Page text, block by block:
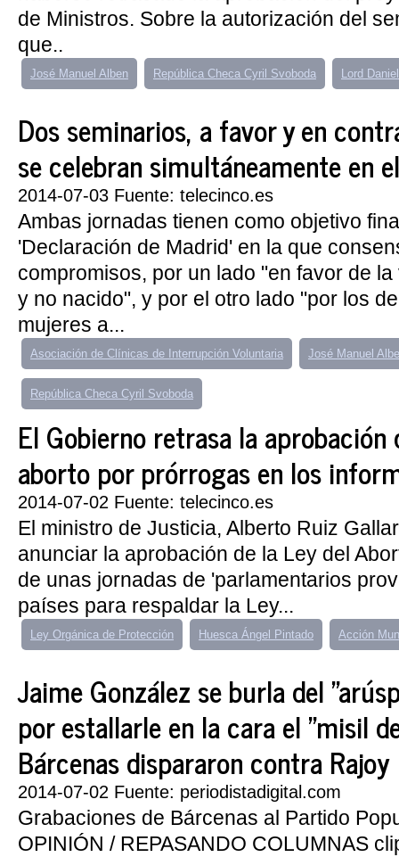
de Ministros. Sobre la autorización del
que..
José Manuel Alben República Checa Cyril Svoboda Lord
Dos seminarios, a favor y en
se celebran simultáneamente en
2014-07-03 Fuente: telecinco.es
Ambas jornadas tienen como objetivo
'Declaración de Madrid' en la que
compromisos, por un lado "en favor de
y no nacido", y por el otro lado "por los
mujeres a...
Asociación de Clínicas de Interrupción Voluntaria José Manuel
República Checa Cyril Svoboda
El Gobierno retrasa la aprobación
aborto por prórrogas en los
2014-07-02 Fuente: telecinco.es
El ministro de Justicia, Alberto Ruiz
anunciar la aprobación de la Ley del
de unas jornadas de 'parlamentarios
países para respaldar la Ley...
Ley Orgánica de Protección Huesca Ángel Pintado Acción
Jaime González se burla del
por estallarle en la cara el "misil
Bárcenas dispararon contra Rajoy
2014-07-02 Fuente: periodistadigital.com
Grabaciones de Bárcenas al Partido
OPINIÓN / REPASANDO COLUMNAS